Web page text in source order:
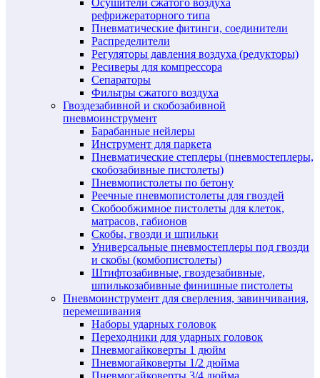
рефрижераторного типа
Пневматические фитинги, соединители
Распределители
Регуляторы давления воздуха (редукторы)
Ресиверы для компрессора
Сепараторы
Фильтры сжатого воздуха
Гвоздезабивной и скобозабивной
пневмоинструмент
Барабанные нейлеры
Инструмент для паркета
Пневматические степлеры (пневмостеплеры,
скобозабивные пистолеты)
Пневмопистолеты по бетону
Реечные пневмопистолеты для гвоздей
Скобообжимное пистолеты для клеток,
матрасов, габионов
Скобы, гвозди и шпильки
Универсальные пневмостеплеры под гвозди
и скобы (комбопистолеты)
Штифтозабивные, гвоздезабивные,
шпилькозабивные финишные пистолеты
Пневмоинструмент для сверления, завинчивания,
перемешивания
Наборы ударных головок
Переходники для ударных головок
Пневмогайковерты 1 дюйм
Пневмогайковерты 1/2 дюйма
Пневмогайковерты 3/4 дюйма